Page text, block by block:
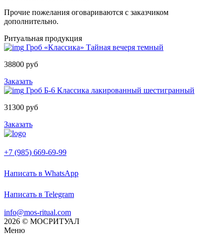
Прочие пожелания оговариваются с заказчиком
дополнительно.
Ритуальная продукция
Гроб «Классика» Тайная вечеря темный
38800 руб
Заказать
Гроб Б-6 Классика лакированный шестигранный
31300 руб
Заказать
+7 (985) 669-69-99
Написать в WhatsApp
Написать в Telegram
info@mos-ritual.com
2026 © МОСРИТУАЛ
Меню